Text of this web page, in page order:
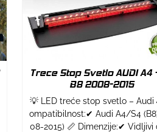
Trece Stop Svetlo AUDI A4
B8 2008-2015
💡 LED treće stop svetlo – Audi
ompatibilnost:✔ Audi A4/S4
08-2015) 📏 Dimenzije:✔ Vidljivi